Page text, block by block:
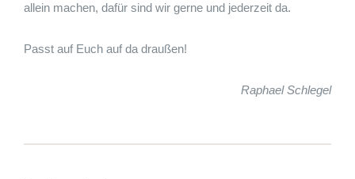
allein machen, dafür sind wir gerne und jederzeit da.
Passt auf Euch auf da draußen!
Raphael Schlegel